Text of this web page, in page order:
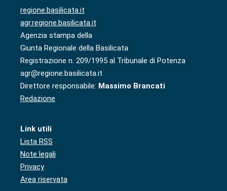
regione.basilicata.it
agr.regione.basilicata.it
Agenzia stampa della
Giunta Regionale della Basilicata
Registrazione n. 209/1995 al Tribunale di Potenza
agr@regione.basilicata.it
Direttore responsabile: Massimo Brancati
Redazione
Link utili
Lista RSS
Note legali
Privacy
Area riservata